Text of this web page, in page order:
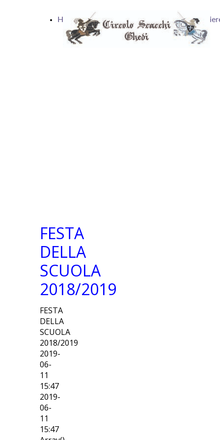
Home Articoli Calendario
FESTA
DELLA
SCUOLA
2018/2019
FESTA
DELLA
SCUOLA
2018/2019
2019-
06-
11
15:47
2019-
06-
11
15:47